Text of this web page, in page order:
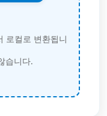
로컬로 변환됩니
습니다.